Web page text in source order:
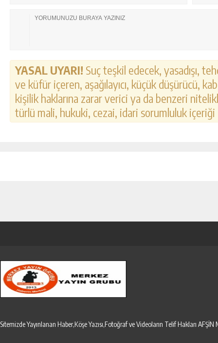
YASAL UYARI! Suç teşkil edecek, yasadışı,
ve küfür içeren, aşağılayıcı, küçük düşürücü,
kişilik haklarına zarar verici ya da benzeri
türlü mali, hukuki, cezai, idari sorumluluk
Sitemizde Yayınlanan Haber,Köşe Yazısı,Fotoğraf ve Videoların Telif Hakları